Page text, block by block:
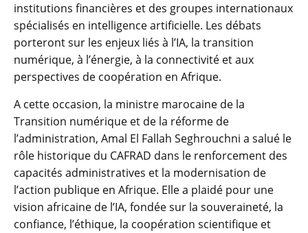
institutions financières et des groupes internationaux
spécialisés en intelligence artificielle. Les débats
porteront sur les enjeux liés à l’IA, la transition
numérique, à l’énergie, à la connectivité et aux
perspectives de coopération en Afrique.
A cette occasion, la ministre marocaine de la
Transition numérique et de la réforme de
l’administration, Amal El Fallah Seghrouchni a salué le
rôle historique du CAFRAD dans le renforcement des
capacités administratives et la modernisation de
l’action publique en Afrique. Elle a plaidé pour une
vision africaine de l’IA, fondée sur la souveraineté, la
confiance, l’éthique, la coopération scientifique et